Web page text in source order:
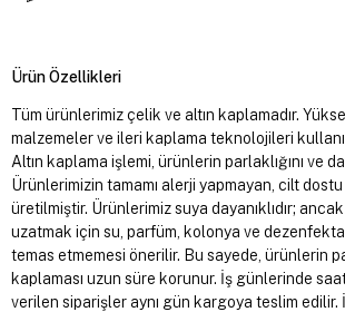
Ürün Özellikleri
Tüm ürünlerimiz çelik ve altın kaplamadır.
malzemeler ve ileri kaplama teknolojileri
Altın kaplama işlemi, ürünlerin parlaklığını ve
Ürünlerimizin tamamı alerji yapmayan, cilt
üretilmiştir. Ürünlerimiz suya dayanıklıdır;
uzatmak için su, parfüm, kolonya ve
temas etmemesi önerilir. Bu sayede, ürünlerin
kaplaması uzun süre korunur. İş günlerinde
verilen siparişler aynı gün kargoya teslim